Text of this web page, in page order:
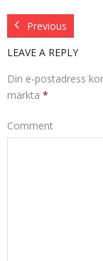
PSYKOLOGISK
BEARBETANDE
FOKUSERAD
Previous
LEAVE A REPLY
Din e-postadress
märkta *
Comment